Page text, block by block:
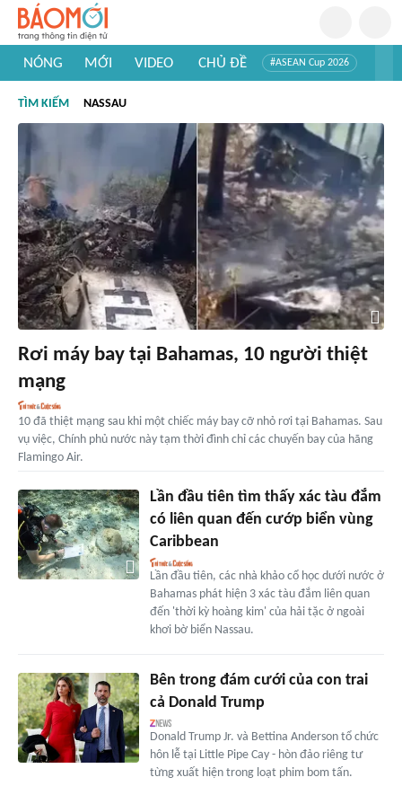
NÓNG MỚI VIDEO CHỦ ĐỀ #ASEAN Cup 2026
#Khám phá thế giới
TÌM KIẾM NASSAU
Rơi máy bay tại Bahamas, 10 người thiệt
mạng
10 đã thiệt mạng sau khi một chiếc máy bay cỡ nhỏ rơi tại Bahamas. Sau
vụ việc, Chính phủ nước này tạm thời đình chỉ các chuyến bay của hãng
Flamingo Air.
Lần đầu tiên tìm thấy xác tàu đắm
có liên quan đến cướp biển vùng
Caribbean
Lần đầu tiên, các nhà khảo cổ học dưới nước ở
Bahamas phát hiện 3 xác tàu đắm liên quan
đến 'thời kỳ hoàng kim' của hải tặc ở ngoài
khơi bờ biển Nassau.
Bên trong đám cưới của con trai
cả Donald Trump
Donald Trump Jr. và Bettina Anderson tổ chức
hôn lễ tại Little Pipe Cay - hòn đảo riêng tư
từng xuất hiện trong loạt phim bom tấn.